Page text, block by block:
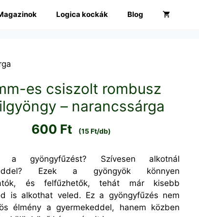
Logica kockák Blog
es csiszolt rombusz
– narancssárga
600 Ft (15 Ft/db)
a gyöngyfűzést? Szívesen alkotnál
Ezek a gyöngyök könnyen
és felfűzhetők, tehát már kisebb
is alkothat veled. Ez a gyöngyfűzés nem
élmény a gyermekeddel, hanem közben